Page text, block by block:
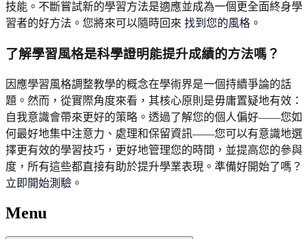
技能。不斷嘗試新的學習方法是適應並成為一個更全面終身學
習者的好方法。您將來可以隨時回來 找到您的風格 。
了解學習風格是科學證明能提升成績的方法嗎？
因應學習風格調整教學的概念在學術界是一個持續爭論的話
題。然而，從實際角度來看，其核心原則是毋庸置疑地有效：
自我意識會帶來更好的策略。透過了解您的個人偏好——您如
何最好地集中注意力、處理和保留資訊——您可以有意識地選
擇更有效的學習技巧，更好地管理您的時間，並提高您的參與
度，所有這些都直接有助於提升學業表現。準備好開始了嗎？
立即開始測驗 。
Menu